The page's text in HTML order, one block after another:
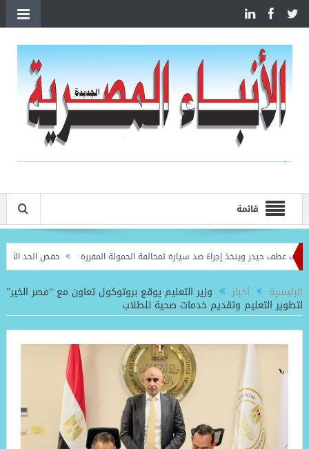
قائمة
حيدر ويتخذ إجراءً ضد سيارة لمخالفة الحمولة المقررة خفض الحد الأدنى
الرئيسية أخبار وزير التعليم يوقع بروتوكول تعاون مع “مصر الخير”
لتطوير التعليم وتقديم خدمات صحية للطلاب